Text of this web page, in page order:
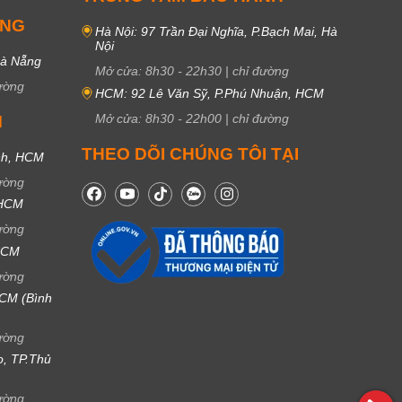
Nẵng
HCM
(Bình
TP.Thủ
Hà Nội: 97 Trần Đại Nghĩa, P.Bạch Mai, Hà
Nội
Mở cửa: 8h30 - 22h30 | chỉ đường
HCM: 92 Lê Văn Sỹ, P.Phú Nhuận, HCM
Mở cửa: 8h30 - 22h00 | chỉ đường
THEO DÕI CHÚNG TÔI TẠI